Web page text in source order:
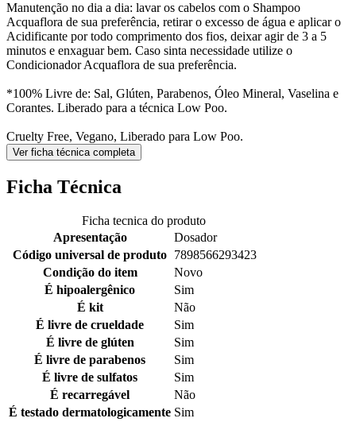
Manutenção no dia a dia: lavar os cabelos com o Shampoo
Acquaflora de sua preferência, retirar o excesso de água e aplicar o
Acidificante por todo comprimento dos fios, deixar agir de 3 a 5
minutos e enxaguar bem. Caso sinta necessidade utilize o
Condicionador Acquaflora de sua preferência.
*100% Livre de: Sal, Glúten, Parabenos, Óleo Mineral, Vaselina e
Corantes. Liberado para a técnica Low Poo.
Cruelty Free, Vegano, Liberado para Low Poo.
Ver ficha técnica completa
Ficha Técnica
Ficha tecnica do produto
Apresentação
Dosador
Código universal de produto 7898566293423
Condição do item
Novo
É hipoalergênico
Sim
É kit
Não
É livre de crueldade
Sim
É livre de glúten
Sim
É livre de parabenos
Sim
É livre de sulfatos
Sim
É recarregável
Não
É testado dermatologicamente Sim